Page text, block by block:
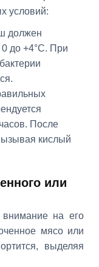
условий:
должен
до +4°C. При
После
кислый
или
на его
мясо или
выделяя